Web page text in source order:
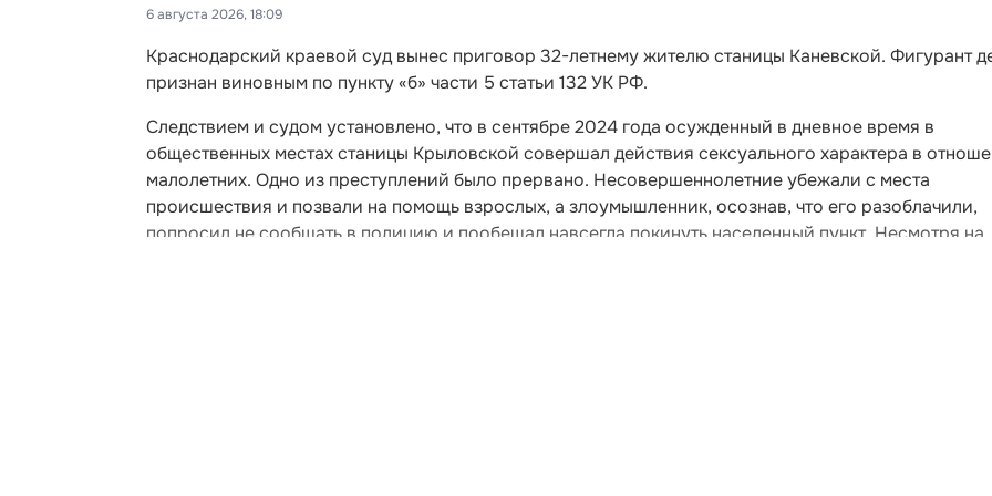
6 августа 2026, 18:09
Краснодарский краевой суд вынес приговор 32-летнему жителю станицы Каневской. Фигурант
признан виновным по пункту «б» части 5 статьи 132 УК РФ.
Следствием и судом установлено, что в сентябре 2024 года осужденный в дневное время в
общественных местах станицы Крыловской совершал действия сексуального характера в
малолетних. Одно из преступлений было прервано. Несовершеннолетние убежали с места
происшествия и позвали на помощь взрослых, а злоумышленник, осознав, что его разоблачили,
попросил не сообщать в полицию и пообещал навсегда покинуть населенный пункт. Несмотря на